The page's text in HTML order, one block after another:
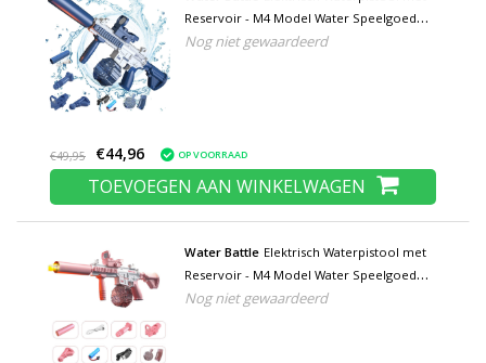
Reservoir - M4 Model Water Speelgoed
Pistool Geweer Blauw
Nog niet gewaardeerd
€49,95 €44,96 OP VOORRAAD
TOEVOEGEN AAN WINKELWAGEN
Water Battle Elektrisch Waterpistool met
Reservoir - M4 Model Water Speelgoed
Pistool Geweer Roze
Nog niet gewaardeerd